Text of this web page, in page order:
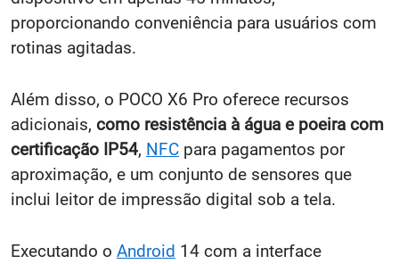
proporcionando conveniência para usuários com
rotinas agitadas.
Além disso, o POCO X6 Pro oferece recursos
adicionais, como resistência à água e poeira com
certificação IP54, NFC para pagamentos por
aproximação, e um conjunto de sensores que
inclui leitor de impressão digital sob a tela.
Executando o Android 14 com a interface